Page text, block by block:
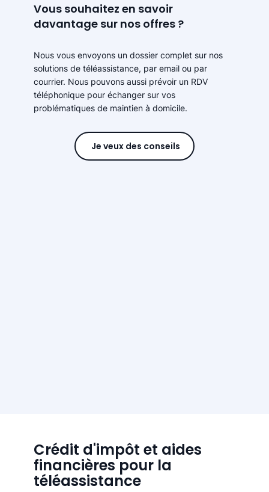
Vous souhaitez en savoir
davantage sur nos offres ?
Nous vous envoyons un dossier complet sur nos
solutions de téléassistance, par email ou par
courrier. Nous pouvons aussi prévoir un RDV
téléphonique pour échanger sur vos
problématiques de maintien à domicile.
Je veux des conseils
Crédit d'impôt et aides
financières pour la
téléassistance